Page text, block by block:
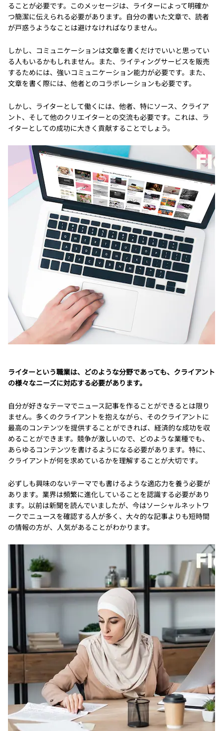
ることが必要です。このメッセージは、ライターによって明確か
つ簡潔に伝えられる必要があります。自分の書いた文章で、読者
が戸惑うようなことは避けなければなりません。
しかし、コミュニケーションは文章を書くだけでいいと思ってい
る人もいるかもしれません。また、ライティングサービスを販売
するためには、強いコミュニケーション能力が必要です。また、
文章を書く際には、他者とのコラボレーションも必要です。
しかし、ライターとして働くには、他者、特にソース、クライア
ント、そして他のクリエイターとの交流も必要です。これは、ラ
イターとしての成功に大きく貢献することでしょう。
ライターという職業は、どのような分野であっても、クライアント
の様々なニーズに対応する必要があります。
自分が好きなテーマでニュース記事を作ることができるとは限り
ません。多くのクライアントを抱えながら、そのクライアントに
最高のコンテンツを提供することができれば、経済的な成功を収
めることができます。競争が激しいので、どのような業種でも、
あらゆるコンテンツを書けるようになる必要があります。特に、
クライアントが何を求めているかを理解することが大切です。
必ずしも興味のないテーマでも書けるような適応力を養う必要が
あります。業界は頻繁に進化していることを認識する必要があり
ます。以前は新聞を読んでいましたが、今はソーシャルネットワ
ークでニュースを確認する人が多く、大々的な記事よりも短時間
の情報の方が、人気があることがわかります。